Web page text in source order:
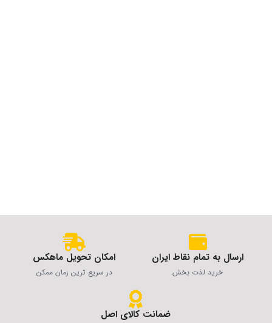
ارسال به تمام نقاط ایران
خرید لذت بخش
امکان تحویل ماهکس
در سریع ترین زمان ممکن
ضمانت کالای اصل